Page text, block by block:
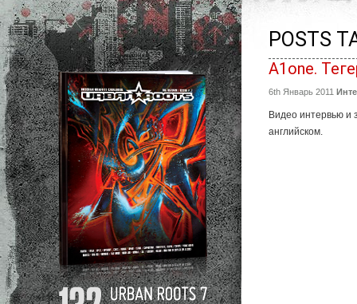
POSTS
A1one.
6th Январь 2011
Видео интервью и
английском.